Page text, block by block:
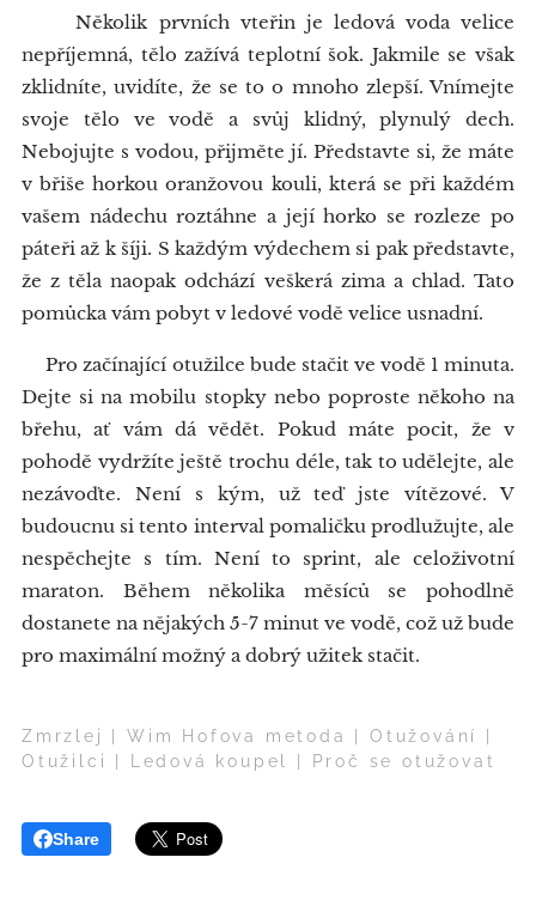
Několik prvních vteřin je ledová voda velice
nepříjemná, tělo zažívá teplotní šok. Jakmile se však
zklidníte, uvidíte, že se to o mnoho zlepší. Vnímejte
svoje tělo ve vodě a svůj klidný, plynulý dech.
Nebojujte s vodou, přijměte jí. Představte si, že máte
v břiše horkou oranžovou kouli, která se při každém
vašem nádechu roztáhne a její horko se rozleze po
páteři až k šíji. S každým výdechem si pak představte,
že z těla naopak odchází veškerá zima a chlad. Tato
pomůcka vám pobyt v ledové vodě velice usnadní.
Pro začínající otužilce bude stačit ve vodě 1 minuta.
Dejte si na mobilu stopky nebo poproste někoho na
břehu, ať vám dá vědět. Pokud máte pocit, že v
pohodě vydržíte ještě trochu déle, tak to udělejte, ale
nezávoďte. Není s kým, už teď jste vítězové. V
budoucnu si tento interval pomaličku prodlužujte, ale
nespěchejte s tím. Není to sprint, ale celoživotní
maraton. Během několika měsíců se pohodlně
dostanete na nějakých 5-7 minut ve vodě, což už bude
pro maximální možný a dobrý užitek stačit.
Zmrzlej | Wim Hofova metoda | Otužování |
Otužilci | Ledová koupel | Proč se otužovat
Share